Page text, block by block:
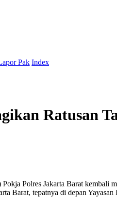
Pak Index
Ratusan
Polres Jakarta Barat kembali
Barat, tepatnya di depan